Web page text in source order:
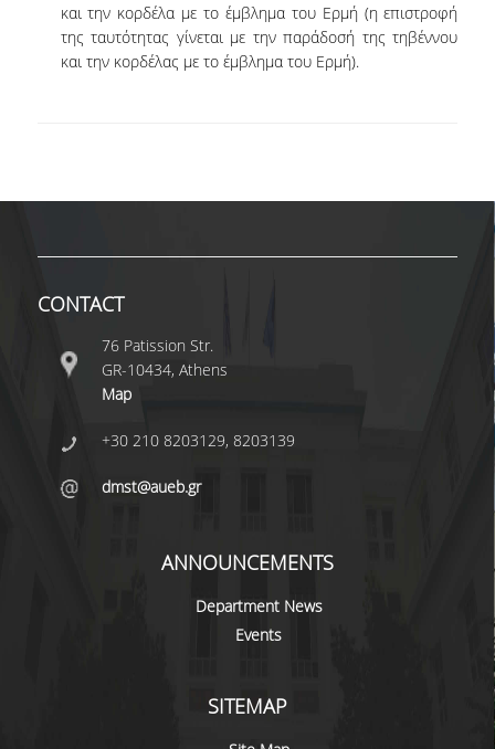
PHD CANDIDATES
RESEARCH SEMINARS
DEPARTMENT
QUALITY ASSURANCE
QUALITY ASSURANCE POLICY
EXTERNAL EVALUATION
QUALITY ASSURANCE UNIT
RESEARCH
RESEARCH ACTIVITIES
PUBLICATIONS
και την κορδέλα με το έμβλημα του Ερμή (η επιστροφή
της ταυτότητας γίνεται με την παράδοσή της τηβέννου
και την κορδέλας με το έμβλημα του Ερμή).
CONTACT
76 Patission Str.
GR-10434, Athens
Map
+30 210 8203129, 8203139
dmst@aueb.gr
ANNOUNCEMENTS
Department News
Events
SITEMAP